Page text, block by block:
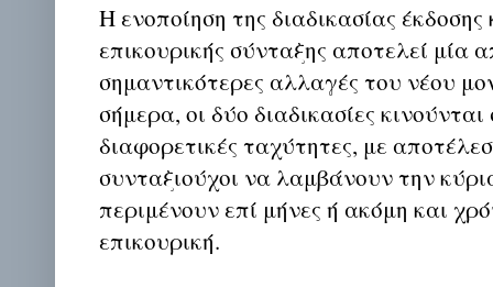
Η ενοποίηση της διαδικασίας έκδοσης
επικουρικής σύνταξης αποτελεί μία
σημαντικότερες αλλαγές του νέου
σήμερα, οι δύο διαδικασίες
διαφορετικές ταχύτητες, με
συνταξιούχοι να λαμβάνουν την
περιμένουν επί μήνες ή ακόμη και
επικουρική.